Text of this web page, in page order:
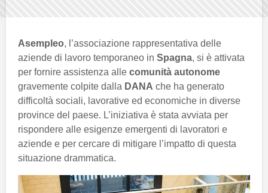
Asempleo, l’associazione rappresentativa delle
aziende di lavoro temporaneo in Spagna, si è attivata
per fornire assistenza alle comunità autonome
gravemente colpite dalla DANA che ha generato
difficoltà sociali, lavorative ed economiche in diverse
province del paese. L’iniziativa è stata avviata per
rispondere alle esigenze emergenti di lavoratori e
aziende e per cercare di mitigare l’impatto di questa
situazione drammatica.